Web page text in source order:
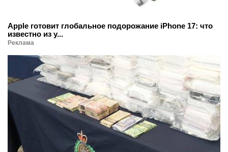
Apple готовит глобальное подорожание iPhone 17: что
известно из у...
Реклама